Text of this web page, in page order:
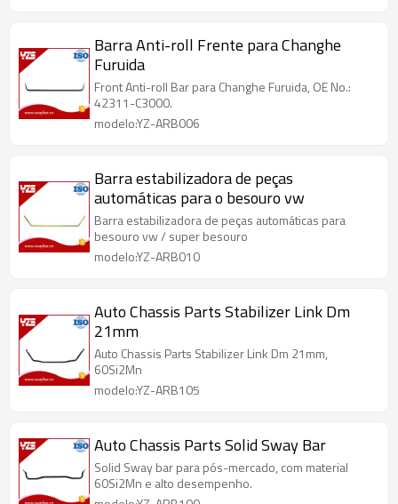
Barra Anti-roll Frente para Changhe
Furuida
Front Anti-roll Bar para Changhe Furuida, OE No.:
42311-C3000.
modelo:YZ-ARB006
Barra estabilizadora de peças
automáticas para o besouro vw
Barra estabilizadora de peças automáticas para
besouro vw / super besouro
modelo:YZ-ARB010
Auto Chassis Parts Stabilizer Link Dm
21mm
Auto Chassis Parts Stabilizer Link Dm 21mm,
60Si2Mn
modelo:YZ-ARB105
Auto Chassis Parts Solid Sway Bar
Solid Sway bar para pós-mercado, com material
60Si2Mn e alto desempenho.